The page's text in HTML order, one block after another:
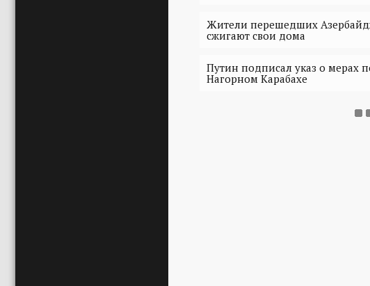
Жители перешедших
сжигают свои дома
Путин подписал указ о мерах
Нагорном Карабахе